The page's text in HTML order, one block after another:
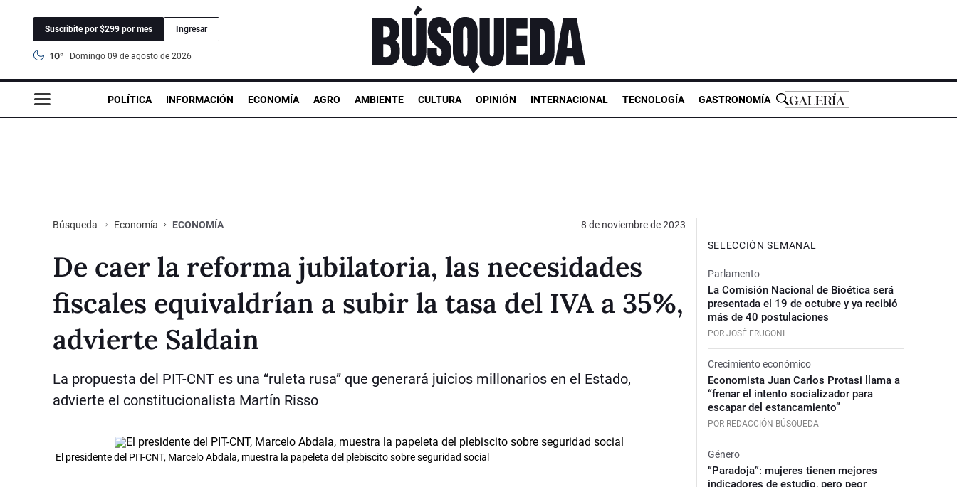
Suscribite por $299 por mes Ingresar
10° domingo 09 de agosto de 2026
POLÍTICA INFORMACIÓN ECONOMÍA AGRO AMBIENTE CULTURA OPINIÓN INTERNACIONAL TECNOLOGÍA GASTRONOMÍA
Búsqueda Economía ECONOMÍA 8 de noviembre de 2023
De caer la reforma jubilatoria, las necesidades
fiscales equivaldrían a subir la tasa del IVA a 35%,
advierte Saldain
La propuesta del PIT-CNT es una “ruleta rusa” que generará juicios millonarios en el Estado,
advierte el constitucionalista Martín Risso
El presidente del PIT-CNT, Marcelo Abdala, muestra la papeleta del plebiscito sobre seguridad social
SELECCIÓN SEMANAL
Parlamento
La Comisión Nacional de Bioética será
presentada el 19 de octubre y ya recibió
más de 40 postulaciones
POR JOSÉ FRUGONI
Crecimiento económico
Economista Juan Carlos Protasi llama a
“frenar el intento socializador para
escapar del estancamiento”
POR REDACCIÓN BÚSQUEDA
Género
“Paradoja”: mujeres tienen mejores
indicadores de estudio, pero peor